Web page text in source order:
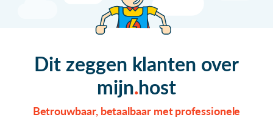
Dit zeggen klanten over
mijn host
Betrouwbaar, betaalbaar met professionele